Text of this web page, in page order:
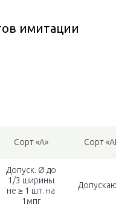
имитации
Сорт «А» Сорт
Допуск. Ø до
1/3 ширины
не ≥ 1 шт. на
1мпг